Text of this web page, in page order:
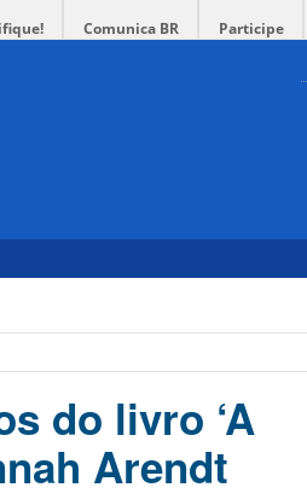
Comunica BR Participe
do livro ‘A
Arendt